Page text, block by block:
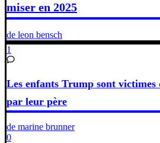
miser en 2025
de leon bensch
1
Les enfants Trump sont victimes
par leur père
de marine brunner
0